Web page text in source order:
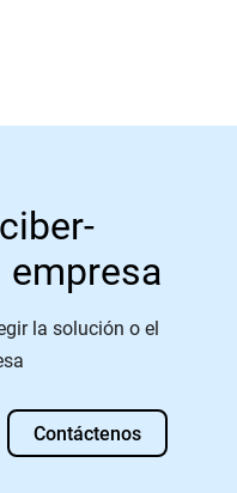
la solución o el
Contáctenos